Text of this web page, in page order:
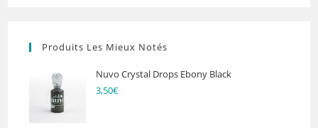
Produits Les Mieux Notés
Nuvo Crystal Drops Ebony Black
3,50€